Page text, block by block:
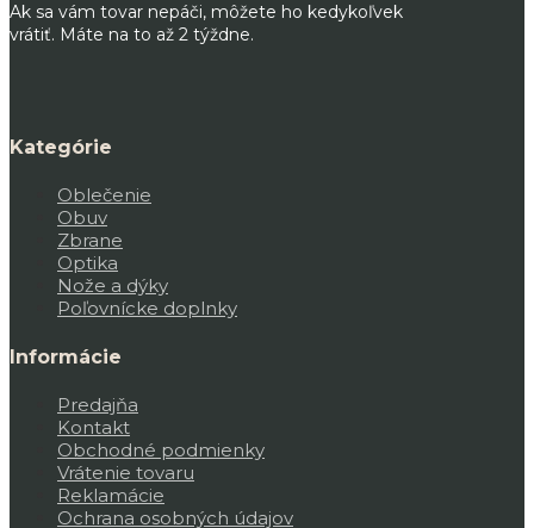
Ak sa vám tovar nepáči, môžete ho kedykoľvek
vrátiť. Máte na to až 2 týždne.
Kategórie
Oblečenie
Obuv
Zbrane
Optika
Nože a dýky
Poľovnícke doplnky
Informácie
Predajňa
Kontakt
Obchodné podmienky
Vrátenie tovaru
Reklamácie
Ochrana osobných údajov